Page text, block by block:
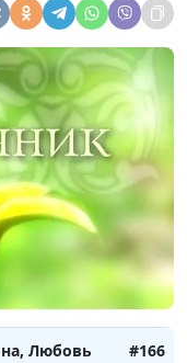
Наталья
#169
Любовь
#168
Любовь
#167
Любовь
#166